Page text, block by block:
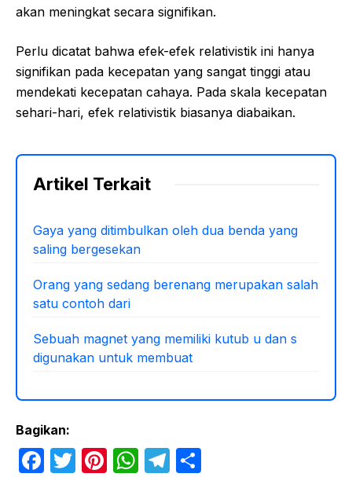
akan meningkat secara signifikan.
Perlu dicatat bahwa efek-efek relativistik ini hanya
signifikan pada kecepatan yang sangat tinggi atau
mendekati kecepatan cahaya. Pada skala kecepatan
sehari-hari, efek relativistik biasanya diabaikan.
Artikel Terkait
Gaya yang ditimbulkan oleh dua benda yang
saling bergesekan
Orang yang sedang berenang merupakan salah
satu contoh dari
Sebuah magnet yang memiliki kutub u dan s
digunakan untuk membuat
Bagikan:
F
T
Pi W T